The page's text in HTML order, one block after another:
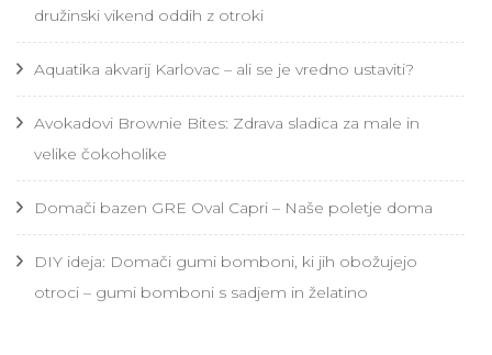
družinski vikend oddih z otroki
Aquatika akvarij Karlovac – ali se je vredno ustaviti?
Avokadovi Brownie Bites: Zdrava sladica za male in
velike čokoholike
Domači bazen GRE Oval Capri – Naše poletje doma
DIY ideja: Domači gumi bomboni, ki jih obožujejo
otroci – gumi bomboni s sadjem in želatino